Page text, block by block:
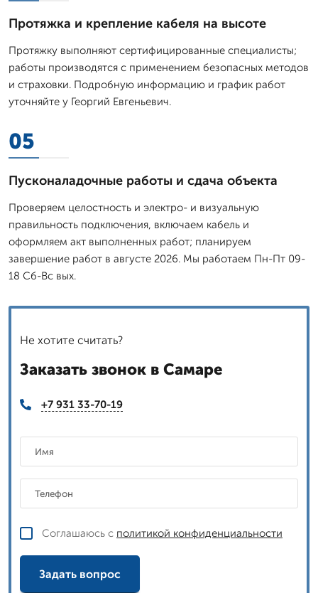
Протяжка и крепление кабеля на высоте
Протяжку выполняют сертифицированные специалисты;
работы производятся с применением безопасных методов
и страховки. Подробную информацию и график работ
уточняйте у Георгий Евгеньевич.
05
Пусконаладочные работы и сдача объекта
Проверяем целостность и электро- и визуальную
правильность подключения, включаем кабель и
оформляем акт выполненных работ; планируем
завершение работ в августе 2026. Мы работаем Пн-Пт 09-
18 Сб-Вс вых.
Не хотите считать?
Заказать звонок в Самаре
+7 931 33-70-19
Соглашаюсь с политикой конфиденциальности
Задать вопрос